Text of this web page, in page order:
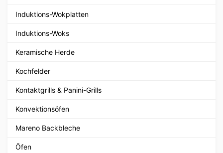
Induktions-Wokplatten
Induktions-Woks
Keramische Herde
Kochfelder
Kontaktgrills & Panini-Grills
Konvektionsöfen
Mareno Backbleche
Öfen